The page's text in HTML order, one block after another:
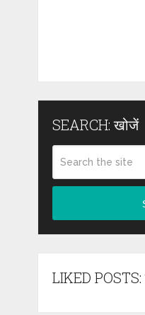
SEARCH: खोजें
LIKED POSTS: